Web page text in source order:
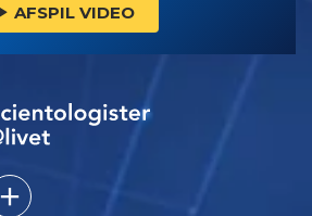
AFSPIL VIDEO